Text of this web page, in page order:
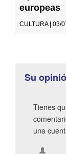
europeas
CULTURA | 03/
Su
Tienes
una